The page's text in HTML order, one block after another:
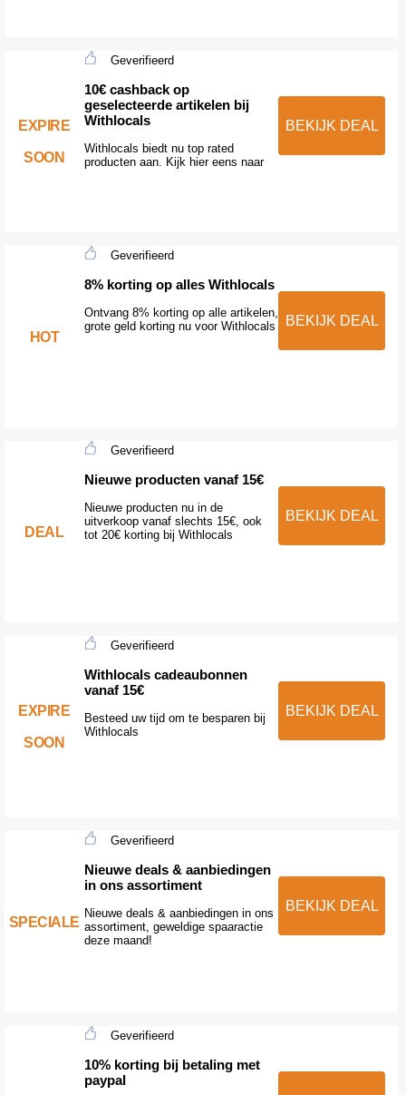
EXPIRE
SOON
Geverifieerd
10€ cashback op
geselecteerde artikelen bij
Withlocals
Withlocals biedt nu top rated
producten aan. Kijk hier eens naar
BEKIJK DEAL
HOT
Geverifieerd
8% korting op alles Withlocals
Ontvang 8% korting op alle artikelen,
grote geld korting nu voor Withlocals
BEKIJK DEAL
DEAL
Geverifieerd
Nieuwe producten vanaf 15€
Nieuwe producten nu in de
uitverkoop vanaf slechts 15€, ook
tot 20€ korting bij Withlocals
BEKIJK DEAL
EXPIRE
SOON
Geverifieerd
Withlocals cadeaubonnen
vanaf 15€
Besteed uw tijd om te besparen bij
Withlocals
BEKIJK DEAL
SPECIALE
Geverifieerd
Nieuwe deals & aanbiedingen
in ons assortiment
Nieuwe deals & aanbiedingen in ons
assortiment, geweldige spaaractie
deze maand!
BEKIJK DEAL
Geverifieerd
10% korting bij betaling met
paypal